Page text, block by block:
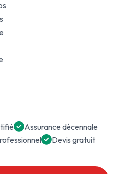
Assurance décennale
Devis gratuit